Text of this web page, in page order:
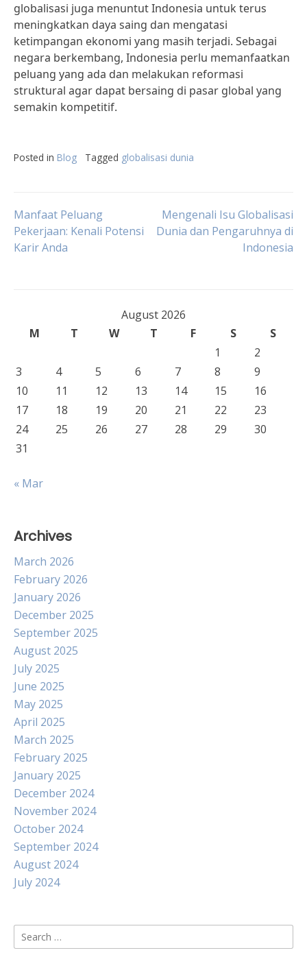
globalisasi juga menuntut Indonesia untuk terus
meningkatkan daya saing dan mengatasi
ketimpangan ekonomi yang masih terjadi. Sebagai
negara berkembang, Indonesia perlu memanfaatkan
peluang yang ada dan melakukan reformasi
struktural agar dapat bersaing di pasar global yang
semakin kompetitif.
Posted in Blog Tagged globalisasi dunia
Post
navigation
Manfaat Peluang
Pekerjaan: Kenali Potensi
Karir Anda
Mengenali Isu Globalisasi
Dunia dan Pengaruhnya di
Indonesia
August 2026
M
T W T F S
S
1
2
3
4 5 6 7 8
9
10
11 12 13 14 15
16
17
18 19 20 21 22
23
24
25 26 27 28 29
30
31
« Mar
Archives
March 2026
February 2026
January 2026
December 2025
September 2025
August 2025
July 2025
June 2025
May 2025
April 2025
March 2025
February 2025
January 2025
December 2024
November 2024
October 2024
September 2024
August 2024
July 2024
Search
for: